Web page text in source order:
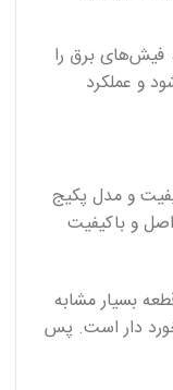
فیش‌های برق را
و عملکرد
و مدل پکیج
و باکیفیت
بسیار مشابه
دار است. پس